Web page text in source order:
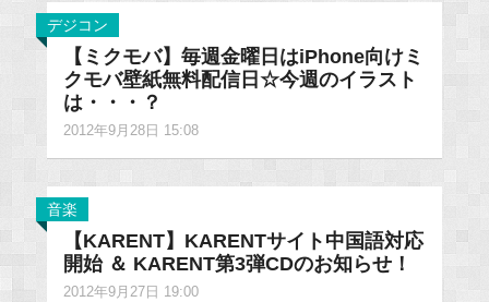
デジコン
【ミクモバ】毎週金曜日はiPhone向けミ
クモバ壁紙無料配信日☆今週のイラスト
は・・・？
2012年9月28日 15:08
音楽
【KARENT】KARENTサイト中国語対応
開始 ＆ KARENT第3弾CDのお知らせ！
2012年9月27日 19:00